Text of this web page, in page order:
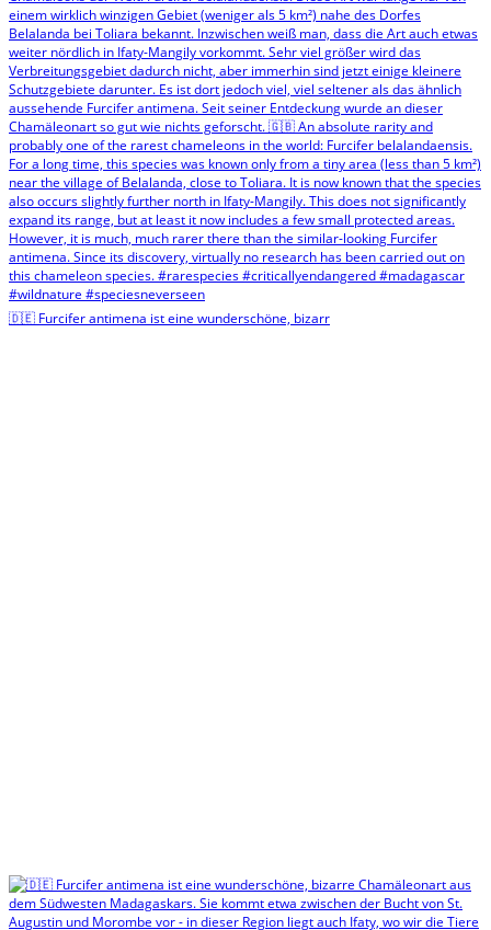
🇩🇪 Furcifer antimena ist eine wunderschöne, bizarr